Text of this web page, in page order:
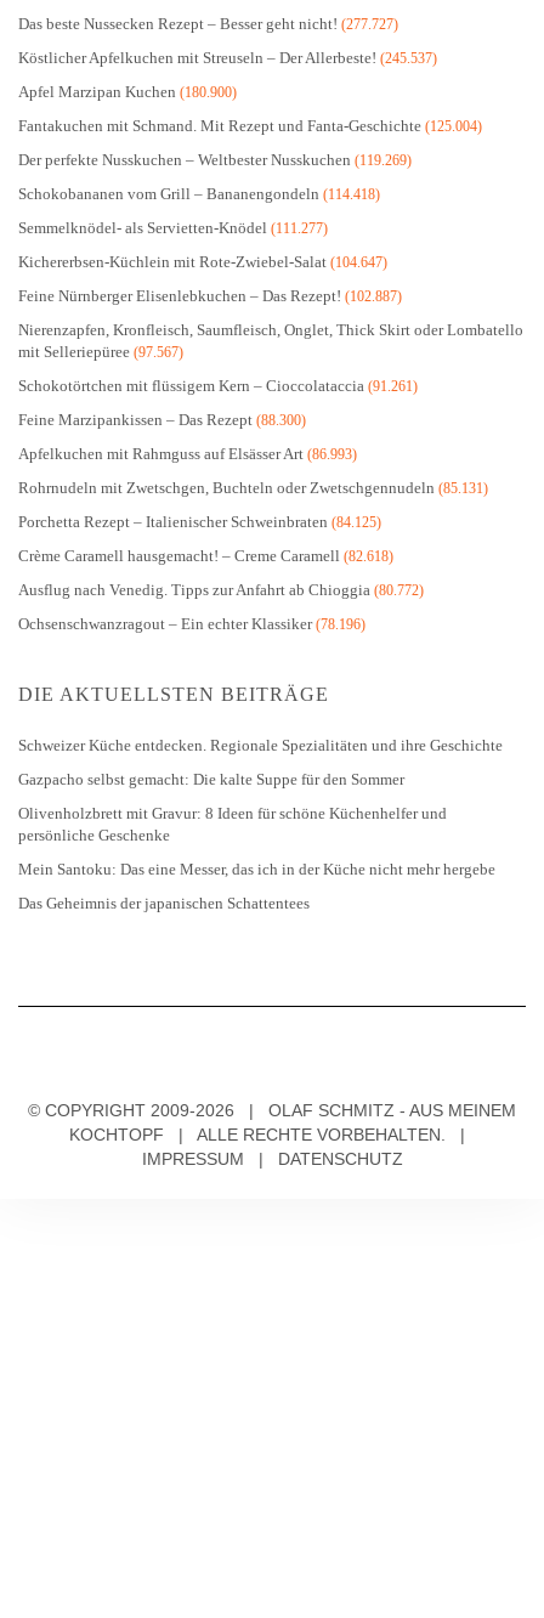
Das beste Nussecken Rezept – Besser geht nicht! (277.727)
Köstlicher Apfelkuchen mit Streuseln – Der Allerbeste! (245.537)
Apfel Marzipan Kuchen (180.900)
Fantakuchen mit Schmand. Mit Rezept und Fanta-Geschichte (125.004)
Der perfekte Nusskuchen – Weltbester Nusskuchen (119.269)
Schokobananen vom Grill – Bananengondeln (114.418)
Semmelknödel- als Servietten-Knödel (111.277)
Kichererbsen-Küchlein mit Rote-Zwiebel-Salat (104.647)
Feine Nürnberger Elisenlebkuchen – Das Rezept! (102.887)
Nierenzapfen, Kronfleisch, Saumfleisch, Onglet, Thick Skirt oder Lombatello
mit Selleriepüree (97.567)
Schokotörtchen mit flüssigem Kern – Cioccolataccia (91.261)
Feine Marzipankissen – Das Rezept (88.300)
Apfelkuchen mit Rahmguss auf Elsässer Art (86.993)
Rohrnudeln mit Zwetschgen, Buchteln oder Zwetschgennudeln (85.131)
Porchetta Rezept – Italienischer Schweinbraten (84.125)
Crème Caramell hausgemacht! – Creme Caramell (82.618)
Ausflug nach Venedig. Tipps zur Anfahrt ab Chioggia (80.772)
Ochsenschwanzragout – Ein echter Klassiker(78.196)
DIE AKTUELLSTEN BEITRÄGE
Schweizer Küche entdecken. Regionale Spezialitäten und ihre Geschichte
Gazpacho selbst gemacht: Die kalte Suppe für den Sommer
Olivenholzbrett mit Gravur: 8 Ideen für schöne Küchenhelfer und
persönliche Geschenke
Mein Santoku: Das eine Messer, das ich in der Küche nicht mehr hergebe
Das Geheimnis der japanischen Schattentees
© COPYRIGHT 2009-2026 | OLAF SCHMITZ - AUS MEINEM
KOCHTOPF | ALLE RECHTE VORBEHALTEN. |
IMPRESSUM | DATENSCHUTZ